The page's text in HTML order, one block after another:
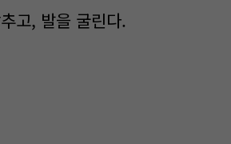
고, 발을 굴린다.